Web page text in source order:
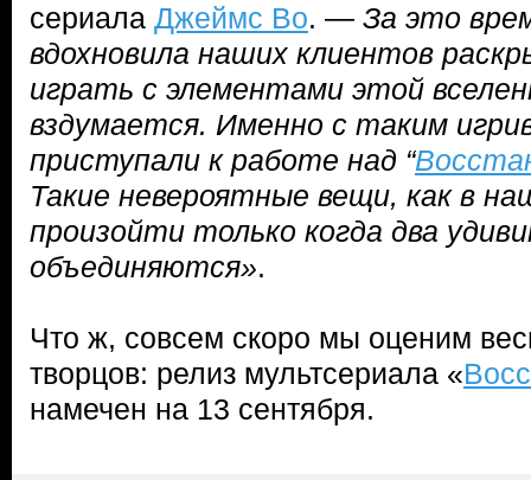
сериала Джеймс Во. — За это
вдохновила наших клиентов
играть с элементами этой
вздумается. Именно с таким
приступали к работе над “
Такие невероятные вещи, как в
произойти только когда два
объединяются».
Что ж, совсем скоро мы оценим
творцов: релиз мультсериала «
намечен на 13 сентября.